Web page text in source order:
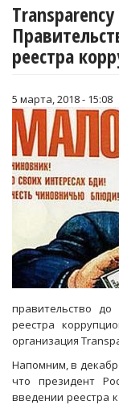
реестра
5 марта, 2018 - 15:08
правительство
реестра
организация
Напомним, в
что президент
введении реестра